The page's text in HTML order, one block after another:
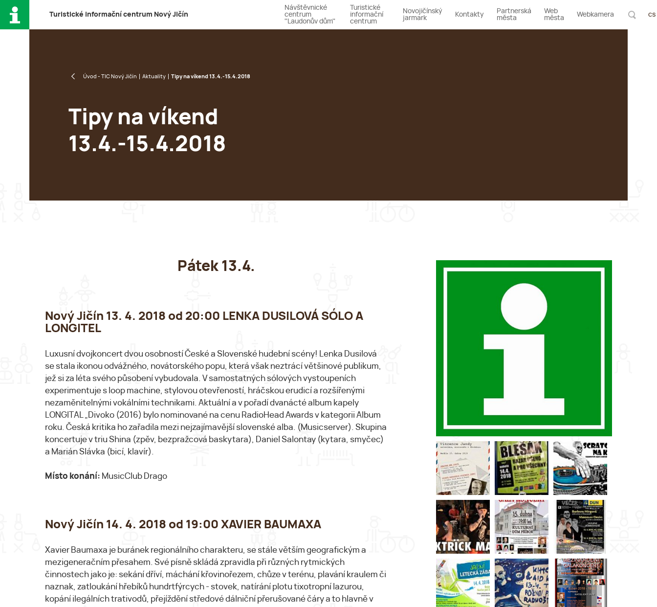
Turistické informační centrum Nový Jičín
Návštěvnické
centrum
''Laudonův dům''
Turistické
informační
centrum
Novojičínský
jarmark
Kontakty
Partnerská
města
Web
města
Webkamera cs
Úvod - TIC Nový Jičín Aktuality Tipy na víkend 13.4.-15.4.2018
Tipy na víkend
13.4.-15.4.2018
Pátek 13.4.
Nový Jičín 13. 4. 2018 od 20:00 LENKA DUSILOVÁ SÓLO A
LONGITEL
Luxusní dvojkoncert dvou osobností České a Slovenské hudební scény! Lenka Dusilová
se stala ikonou odvážného, novátorského popu, která však neztrácí většinové publikum,
jež si za léta svého působení vybudovala. V samostatných sólových vystoupeních
experimentuje s loop machine, stylovou otevřeností, hráčskou erudicí a rozšířenými
nezaměnitelnými vokálními technikami. Aktuální a v pořadí dvanácté album kapely
LONGITAL „Divoko (2016) bylo nominované na cenu RadioHead Awards v kategorii Album
roku. Česká kritika ho zařadila mezi nejzajímavější slovenské alba. (Musicserver). Skupina
koncertuje v triu Shina (zpěv, bezpražcová baskytara), Daniel Salontay (kytara, smyčec)
a Marián Slávka (bicí, klavír).
Místo konání: MusicClub Drago
Nový Jičín 14. 4. 2018 od 19:00 XAVIER BAUMAXA
Xavier Baumaxa je buránek regionálního charakteru, se stále větším geografickým a
mezigeneračním přesahem. Své písně skládá zpravidla při různých rytmických
činnostech jako je: sekání dříví, máchání křovinořezem, chůze v terénu, plavání kraulem či
naznak, zatloukání hřebíků hundrtfýrcych - stovek, natírání plotu tixotropní lazurou,
kopání ilegálních trativodů, přejíždění středové dálniční přerušované čáry a to hlavně v